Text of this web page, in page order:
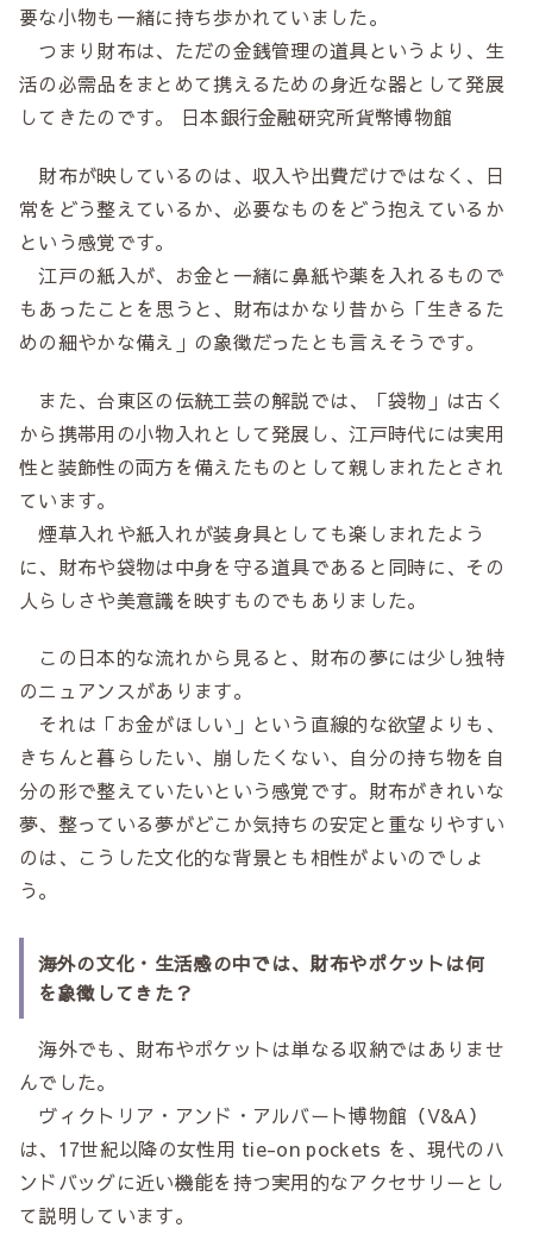
要な小物も一緒に持ち歩かれていました。
つまり財布は、ただの金銭管理の道具というより、生
活の必需品をまとめて携えるための身近な器として発展
してきたのです。 日本銀行金融研究所貨幣博物館
財布が映しているのは、収入や出費だけではなく、日
常をどう整えているか、必要なものをどう抱えているか
という感覚です。
江戸の紙入が、お金と一緒に鼻紙や薬を入れるもので
もあったことを思うと、財布はかなり昔から「生きるた
めの細やかな備え」の象徴だったとも言えそうです。
また、台東区の伝統工芸の解説では、「袋物」は古く
から携帯用の小物入れとして発展し、江戸時代には実用
性と装飾性の両方を備えたものとして親しまれたとされ
ています。
煙草入れや紙入れが装身具としても楽しまれたよう
に、財布や袋物は中身を守る道具であると同時に、その
人らしさや美意識を映すものでもありました。
この日本的な流れから見ると、財布の夢には少し独特
のニュアンスがあります。
それは「お金がほしい」という直線的な欲望よりも、
きちんと暮らしたい、崩したくない、自分の持ち物を自
分の形で整えていたいという感覚です。財布がきれいな
夢、整っている夢がどこか気持ちの安定と重なりやすい
のは、こうした文化的な背景とも相性がよいのでしょ
う。
海外の文化・生活感の中では、財布やポケットは何
を象徴してきた？
海外でも、財布やポケットは単なる収納ではありませ
んでした。
ヴィクトリア・アンド・アルバート博物館（V&A）
は、17世紀以降の女性用 tie-on pockets を、現代のハ
ンドバッグに近い機能を持つ実用的なアクセサリーとし
て説明しています。